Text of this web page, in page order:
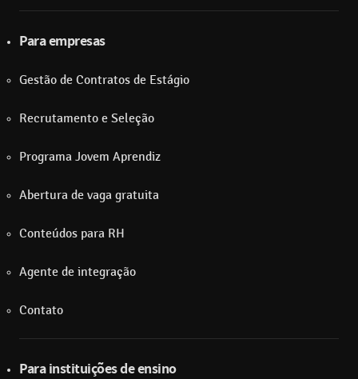
Para empresas
Gestão de Contratos de Estágio
Recrutamento e Seleção
Programa Jovem Aprendiz
Abertura de vaga gratuita
Conteúdos para RH
Agente de integração
Contato
Para instituições de ensino